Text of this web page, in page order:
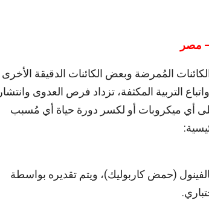
مصر
المُمرضة وبعض الكائنات الدقيقة الأخرى
التربية المكثفة، تزداد فرص العدوى وانتشار
على أي ميكروبات أو لكسر دورة حياة أي مُسبب
(حمض كاربوليك)، ويتم تقديره بواسطة